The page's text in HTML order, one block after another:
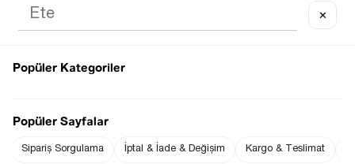
✕
Popüler Kategoriler
Popüler Sayfalar
Sipariş Sorgulama İptal & İade & Değişim Kargo & Teslimat